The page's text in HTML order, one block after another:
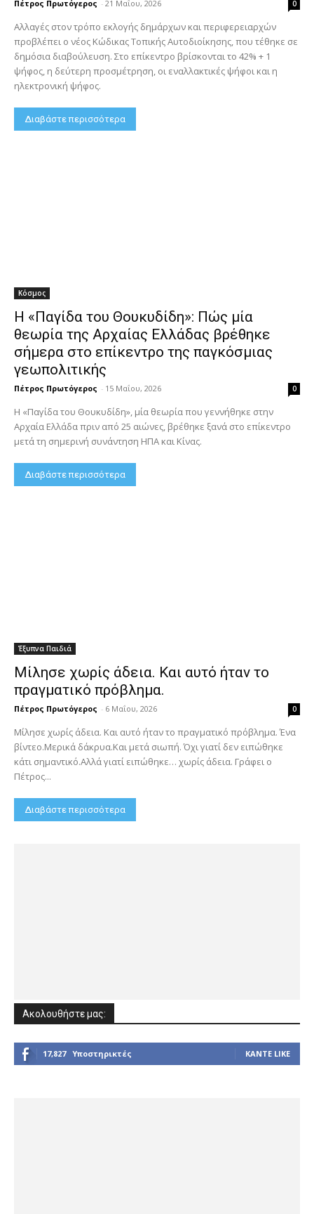
Πέτρος Πρωτόγερος - 21 Μαΐου, 2026 0
Αλλαγές στον τρόπο εκλογής δημάρχων και περιφερειαρχών
προβλέπει ο νέος Κώδικας Τοπικής Αυτοδιοίκησης, που τέθηκε σε
δημόσια διαβούλευση. Στο επίκεντρο βρίσκονται το 42% + 1
ψήφος, η δεύτερη προσμέτρηση, οι εναλλακτικές ψήφοι και η
ηλεκτρονική ψήφος.
Διαβάστε περισσότερα
Κόσμος
Η «Παγίδα του Θουκυδίδη»: Πώς μία
θεωρία της Αρχαίας Ελλάδας βρέθηκε
σήμερα στο επίκεντρο της παγκόσμιας
γεωπολιτικής
Πέτρος Πρωτόγερος - 15 Μαΐου, 2026 0
Η «Παγίδα του Θουκυδίδη», μία θεωρία που γεννήθηκε στην
Αρχαία Ελλάδα πριν από 25 αιώνες, βρέθηκε ξανά στο επίκεντρο
μετά τη σημερινή συνάντηση ΗΠΑ και Κίνας.
Διαβάστε περισσότερα
Έξυπνα Παιδιά
Μίλησε χωρίς άδεια. Και αυτό ήταν το
πραγματικό πρόβλημα.
Πέτρος Πρωτόγερος - 6 Μαΐου, 2026 0
Μίλησε χωρίς άδεια. Και αυτό ήταν το πραγματικό πρόβλημα. Ένα
βίντεο.Μερικά δάκρυα.Και μετά σιωπή. Όχι γιατί δεν ειπώθηκε
κάτι σημαντικό.Αλλά γιατί ειπώθηκε… χωρίς άδεια. Γράφει ο
Πέτρος...
Διαβάστε περισσότερα
Ακολουθήστε μας:
17,827 Υποστηρικτές ΚΆΝΤΕ LIKE